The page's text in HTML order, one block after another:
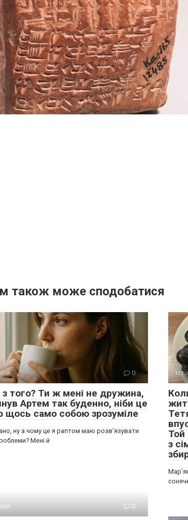
також може сподобатися
0
з того? Ти ж мені не дружина,
Артем так буденно, ніби це
щось само собою зрозуміле
ну а чому це я раптом маю розв’язувати
Мені й
Той
з
0